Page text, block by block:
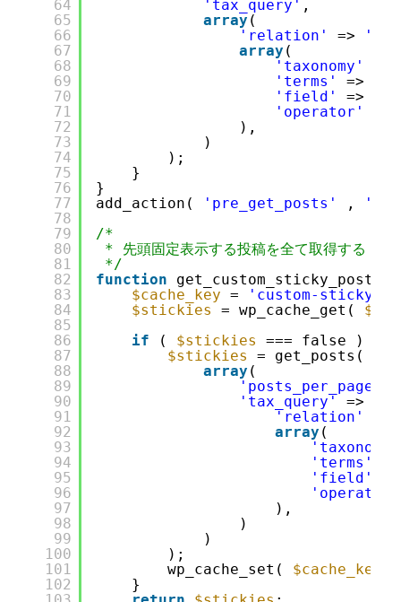
64
65
66
67
68
69
70
71
72
73
74
75
76
77
78
79
80
81
82
83
84
85
86
87
88
89
90
91
92
93
94
95
96
97
98
99
100
101
102
'tax_query' ,
array (
'relation'
=>
array (
'taxonomy'
'terms'
=>
'field'
=>
'operator'
),
)
);
}
}
add_action(
'pre_get_posts' ,
/*
* 先頭固定表示する投稿を全て取得する
*/
function
$cache_key
=
'custom-sticky-
$stickies
= wp_cache_get(
if
( $stickies
=== false ) {
$stickies
= get_posts(
array (
'posts_per_page'
'tax_query'
=>
'relation'
array (
'taxonomy'
'terms'
'field'
'operator'
),
)
)
);
wp_cache_set( $cache_key
}